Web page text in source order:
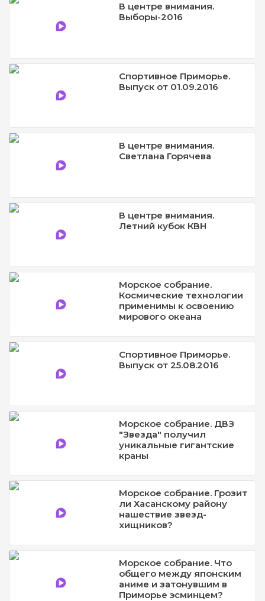
В центре внимания.
Выборы-2016
Спортивное Приморье.
Выпуск от 01.09.2016
В центре внимания.
Светлана Горячева
В центре внимания.
Летний кубок КВН
Морское собрание.
Космические технологии
применимы к освоению
мирового океана
Спортивное Приморье.
Выпуск от 25.08.2016
Морское собрание. ДВЗ
"Звезда" получил
уникальные гигантские
краны
Морское собрание. Грозит
ли Хасанскому району
нашествие звезд-
хищников?
Морское собрание. Что
общего между японским
аниме и затонувшим в
Приморье эсминцем?